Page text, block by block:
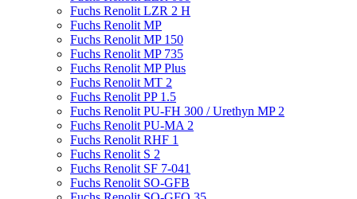
Fuchs Renolit LZR 2 H
Fuchs Renolit MP
Fuchs Renolit MP 150
Fuchs Renolit MP 735
Fuchs Renolit MP Plus
Fuchs Renolit MT 2
Fuchs Renolit PP 1.5
Fuchs Renolit PU-FH 300 / Urethyn MP 2
Fuchs Renolit PU-MA 2
Fuchs Renolit RHF 1
Fuchs Renolit S 2
Fuchs Renolit SF 7-041
Fuchs Renolit SO-GFB